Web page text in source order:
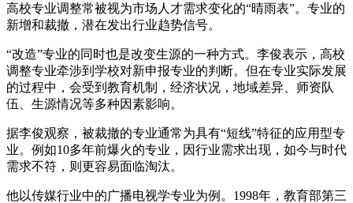
高校专业调整常被视为市场人才需求变化的“晴雨表”。专业的
新增和裁撤，潜在发出行业趋势信号。
“改造”专业的同时也是改变生源的一种方式。李俊表示，高校
调整专业牵涉到学校对新申报专业的判断。但在专业实际发展
的过程中，会受到教育机制，经济状况，地域差异、师资队
伍、生源情况等多种因素影响。
据李俊观察，被裁撤的专业通常为具有“短线”特征的应用型专
业。例如10多年前爆火的专业，因行业需求出现，如今与时代
需求不符，则更容易面临淘汰。
他以传媒行业中的广播电视学专业为例。1998年，教育部第三